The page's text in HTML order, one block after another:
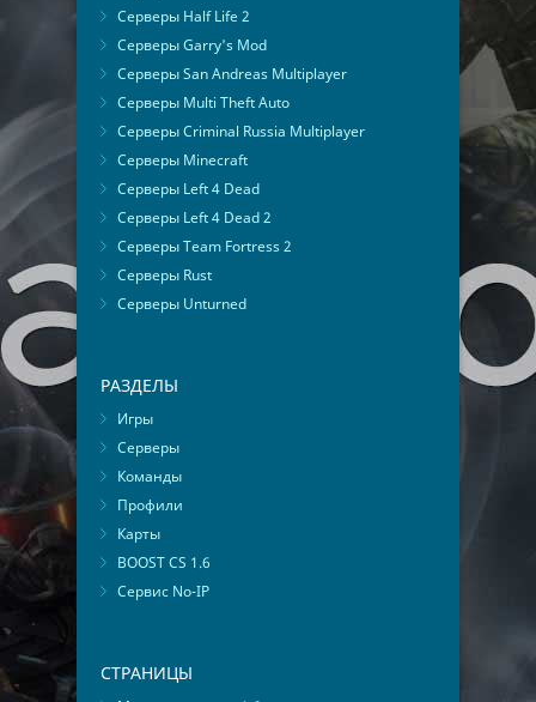
Серверы Half Life 2
Серверы Garry's Mod
Серверы San Andreas Multiplayer
Серверы Multi Theft Auto
Серверы Criminal Russia Multiplayer
Серверы Minecraft
Серверы Left 4 Dead
Серверы Left 4 Dead 2
Серверы Team Fortress 2
Серверы Rust
Серверы Unturned
РАЗДЕЛЫ
Игры
Серверы
Команды
Профили
Карты
BOOST CS 1.6
Сервис No-IP
СТРАНИЦЫ